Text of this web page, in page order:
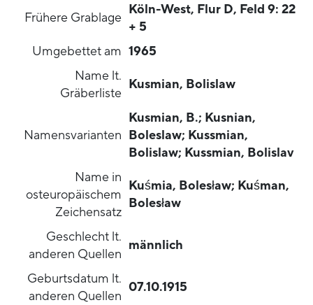
Frühere Grablage
Köln-West, Flur D, Feld 9: 22
+ 5
Umgebettet am 1965
Name lt.
Gräberliste
Kusmian, Bolislaw
Namensvarianten
Kusmian, B.; Kusnian,
Boleslaw; Kussmian,
Bolislaw; Kussmian, Bolislav
Name in
osteuropäischem
Zeichensatz
Kuśmia, Bolesław; Kuśman,
Bolesław
Geschlecht lt.
anderen Quellen
männlich
Geburtsdatum lt.
anderen Quellen
07.10.1915